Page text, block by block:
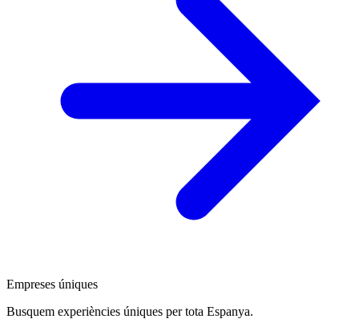
Empreses úniques
Busquem experiències úniques per tota Espanya.